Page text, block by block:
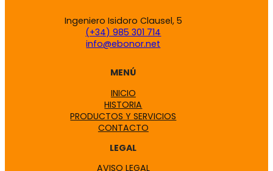
Ingeniero Isidoro Clausel, 5
(+34) 985 301 714
info@ebonor.net
MENÚ
INICIO
HISTORIA
PRODUCTOS Y SERVICIOS
CONTACTO
LEGAL
AVISO LEGAL